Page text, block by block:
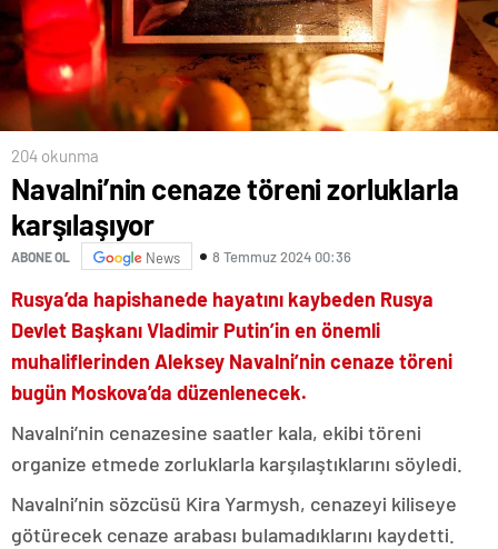
204 okunma
Navalni’nin cenaze töreni zorluklarla
karşılaşıyor
ABONE OL News 8 Temmuz 2024 00:36
Rusya’da hapishanede hayatını kaybeden Rusya
Devlet Başkanı Vladimir Putin’in en önemli
muhaliflerinden Aleksey Navalni’nin cenaze töreni
bugün Moskova’da düzenlenecek.
Navalni’nin cenazesine saatler kala, ekibi töreni
organize etmede zorluklarla karşılaştıklarını söyledi.
Navalni’nin sözcüsü Kira Yarmysh, cenazeyi kiliseye
götürecek cenaze arabası bulamadıklarını kaydetti.